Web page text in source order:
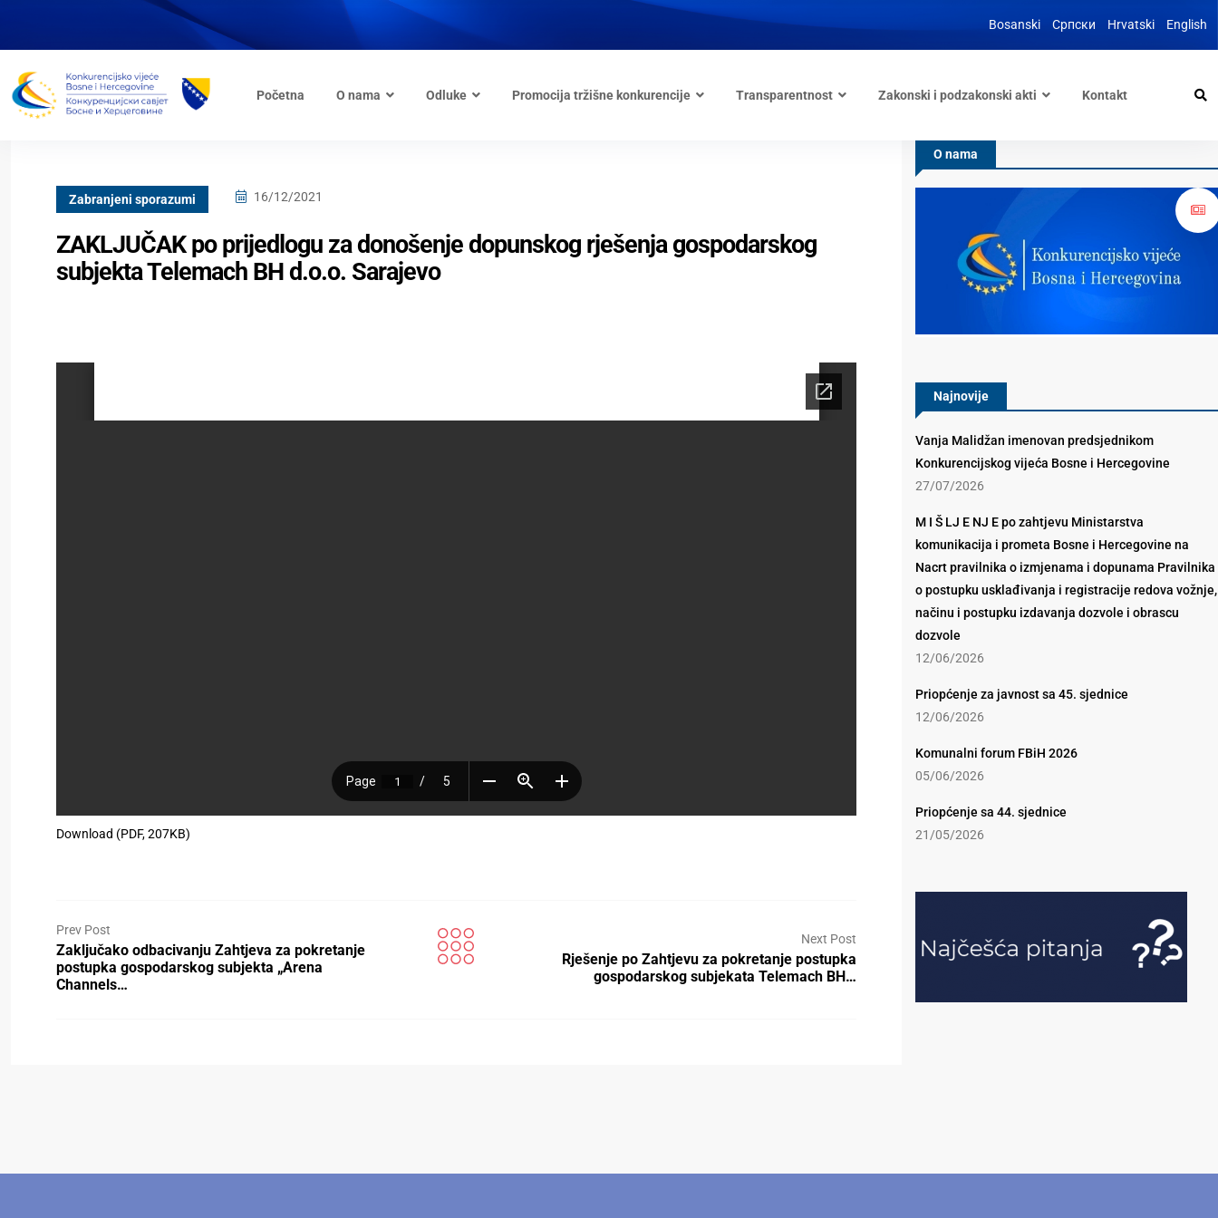
Bosanski Српски Hrvatski English
Početna O nama Odluke Promocija tržišne konkurencije Transparentnost Zakonski i podzakonski akti Kontakt
Zabranjeni sporazumi 16/12/2021
ZAKLJUČAK po prijedlogu za donošenje dopunskog rješenja gospodarskog
subjekta Telemach BH d.o.o. Sarajevo
Download (PDF, 207KB)
Prev Post
Zaključako odbacivanju Zahtjeva za pokretanje
postupka gospodarskog subjekta „Arena
Channels…
Next Post
Rješenje po Zahtjevu za pokretanje postupka
gospodarskog subjekata Telemach BH…
O nama
Najnovije
Vanja Malidžan imenovan predsjednikom
Konkurencijskog vijeća Bosne i Hercegovine
27/07/2026
M I Š LJ E NJ E po zahtjevu Ministarstva
komunikacija i prometa Bosne i Hercegovine na
Nacrt pravilnika o izmjenama i dopunama Pravilnika
o postupku usklađivanja i registracije redova vožnje,
načinu i postupku izdavanja dozvole i obrascu
dozvole
12/06/2026
Priopćenje za javnost sa 45. sjednice
12/06/2026
Komunalni forum FBiH 2026
05/06/2026
Priopćenje sa 44. sjednice
21/05/2026